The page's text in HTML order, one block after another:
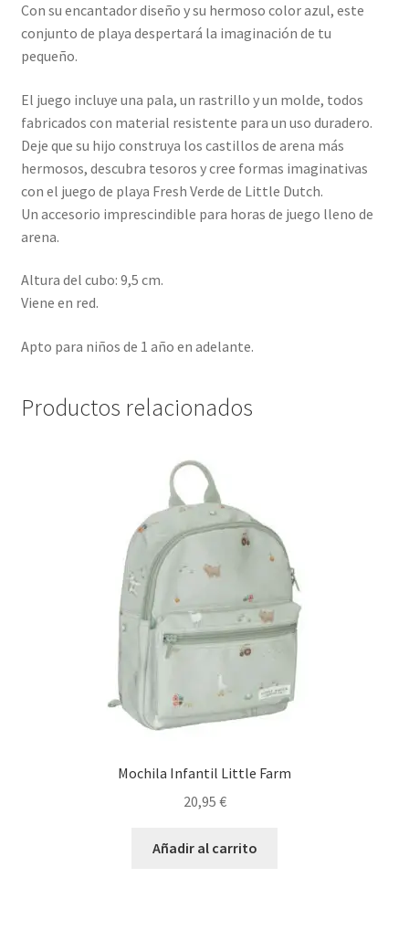
Con su encantador diseño y su hermoso color azul, este
conjunto de playa despertará la imaginación de tu
pequeño.
El juego incluye una pala, un rastrillo y un molde, todos
fabricados con material resistente para un uso duradero.
Deje que su hijo construya los castillos de arena más
hermosos, descubra tesoros y cree formas imaginativas
con el juego de playa Fresh Verde de Little Dutch.
Un accesorio imprescindible para horas de juego lleno de
arena.
Altura del cubo: 9,5 cm.
Viene en red.
Apto para niños de 1 año en adelante.
Productos relacionados
Mochila Infantil Little Farm
20,95 €
Añadir al carrito